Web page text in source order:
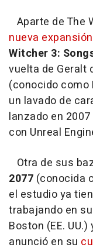
Aparte de The
nueva expansión
Witcher 3:
vuelta de Geralt
(conocido como
un lavado de
lanzado en
con Unreal
Otra de sus
2077 (conocida
el estudio ya
trabajando en
Boston (EE.
anunció en su